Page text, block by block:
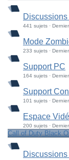
441 sujets ·
Mode
233 sujets ·
Support PC
164 sujets ·
Support
101 sujets ·
Espace
200 sujets ·
Call of Duty Black